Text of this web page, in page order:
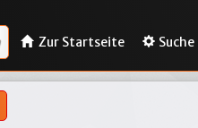
Zur Startseite Suche